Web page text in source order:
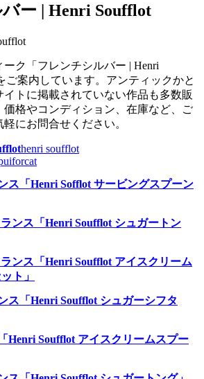
ー | Henri Soufflot
ク「フレンチシルバー | Henri
ご案内しています。アンティックかと
イトに掲載されていない作品も多数販
価格やコンディション、在庫など、ご
にお問合せください。
henri soufflot
ス「Henri Sofflot サービングスプーン
ンス「Henri Soufflot シュガートン
ンス「Henri Soufflot アイスクリーム
ト」
ス「Henri Soufflot シュガーシフタ
Henri Soufflot アイスクリームスプー